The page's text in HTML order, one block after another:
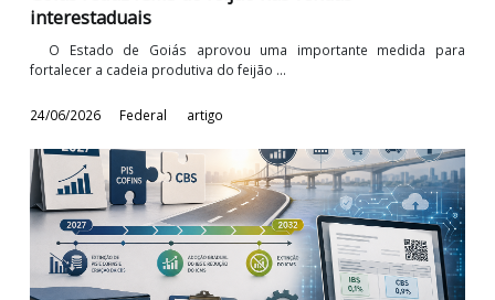
Receita Federal regulamenta a retenção do IRRF
sobre remunerações de plataformas digitais
No último dia 1º de julho de 2026, foi publicada, no Diário
06/07/2026 Federal artigo